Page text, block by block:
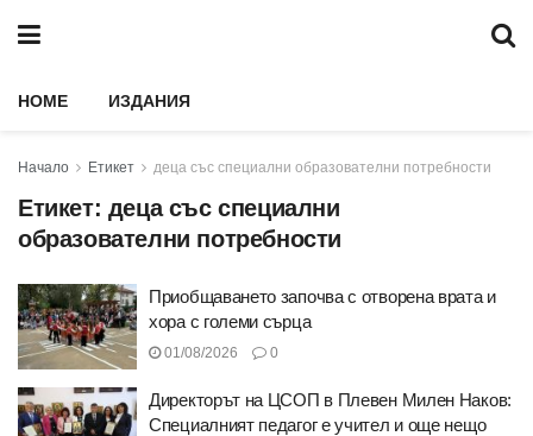
HOME ИЗДАНИЯ
Начало Етикет деца със специални образователни потребности
Етикет: деца със специални
образователни потребности
Приобщаването започва с отворена врата и
хора с големи сърца
01/08/2026 0
Директорът на ЦСОП в Плевен Милен Наков:
Специалният педагог е учител и още нещо